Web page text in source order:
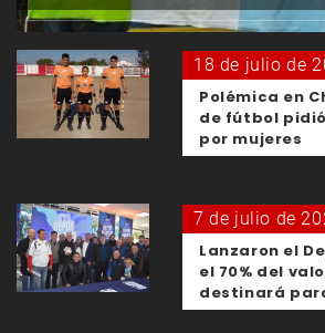
18 de julio de
Polémica en
de fútbol
por mujeres
7 de julio de
Lanzaron el
el 70% del
destinará